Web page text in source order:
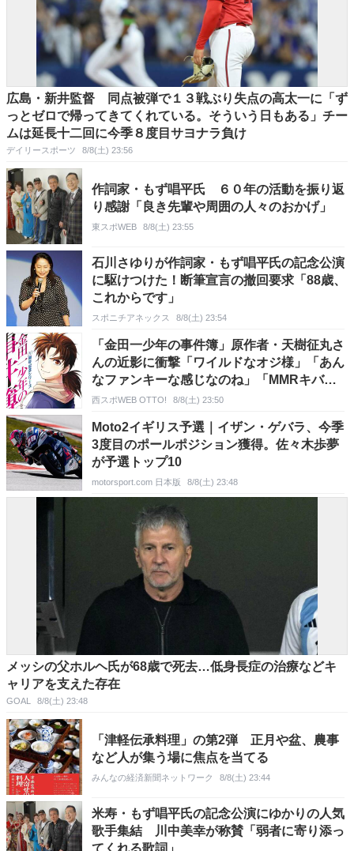
広島・新井監督 同点被弾で１３戦ぶり失点の高太一に「ず
っとゼロで帰ってきてくれている。そういう日もある」チー
ムは延長十二回に今季８度目サヨナラ負け
デイリースポーツ 8/8(土) 23:56
作詞家・もず唱平氏 ６０年の活動を振り返
り感謝「良き先輩や周囲の人々のおかげ」
東スポWEB 8/8(土) 23:55
石川さゆりが作詞家・もず唱平氏の記念公演
に駆けつけた！断筆宣言の撤回要求「88歳、
これからです」
スポニチアネックス 8/8(土) 23:54
「金田一少年の事件簿」原作者・天樹征丸さ
んの近影に衝撃「ワイルドなオジ様」「あん
なファンキーな感じなのね」「MMRキバヤ
シのモデルだったのか」
西スポWEB OTTO! 8/8(土) 23:50
Moto2イギリス予選｜イザン・ゲバラ、今季
3度目のポールポジション獲得。佐々木歩夢
が予選トップ10
motorsport.com 日本版 8/8(土) 23:48
メッシの父ホルヘ氏が68歳で死去…低身長症の治療などキ
ャリアを支えた存在
GOAL 8/8(土) 23:48
「津軽伝承料理」の第2弾 正月や盆、農事
など人が集う場に焦点を当てる
みんなの経済新聞ネットワーク 8/8(土) 23:44
米寿・もず唱平氏の記念公演にゆかりの人気
歌手集結 川中美幸が称賛「弱者に寄り添っ